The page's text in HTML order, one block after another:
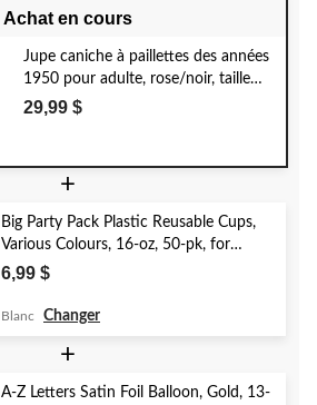
Achat en cours
Jupe caniche à paillettes des années
1950 pour adulte, rose/noir, taille
universelle, accessoire de costume à
29,99 $
+
Big Party Pack Plastic Reusable Cups,
Various Colours, 16-oz, 50-pk, for
Christmas/Thanksgiving/New Year's
6,99 $
Blanc Changer
+
A-Z Letters Satin Foil Balloon, Gold, 13-